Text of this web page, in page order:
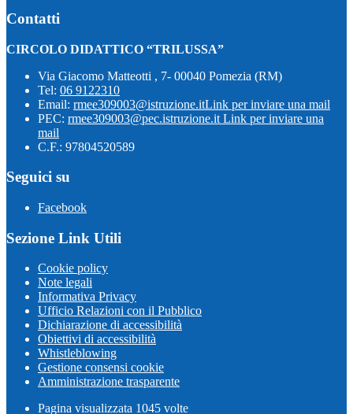
Contatti
CIRCOLO DIDATTICO “TRILUSSA”
Via Giacomo Matteotti , 7- 00040 Pomezia (RM)
Tel: 06 9122310
Email: rmee309003@istruzione.itLink per inviare una mail
PEC: rmee309003@pec.istruzione.it Link per inviare una
mail
C.F.: 97804520589
Seguici su
Facebook
Sezione Link Utili
Cookie policy
Note legali
Informativa Privacy
Ufficio Relazioni con il Pubblico
Dichiarazione di accessibilità
Obiettivi di accessibilità
Whistleblowing
Gestione consensi cookie
Amministrazione trasparente
Pagina visualizzata 1045 volte